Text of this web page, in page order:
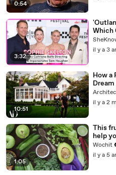
0:54
3:32
Which
Balfe
Sam
il y a 3
10:51
How a
il y a 2
1:05
This
help
Wochit
il y a 5